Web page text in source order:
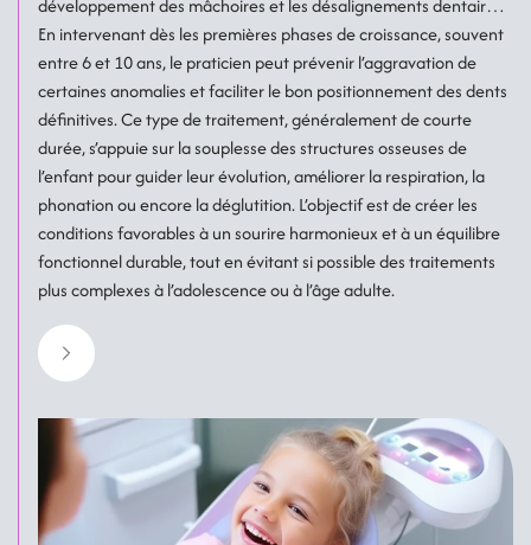
développement des mâchoires et les désalignements dentaires.
En intervenant dès les premières phases de croissance, souvent
entre 6 et 10 ans, le praticien peut prévenir l’aggravation de
certaines anomalies et faciliter le bon positionnement des dents
définitives. Ce type de traitement, généralement de courte
durée, s’appuie sur la souplesse des structures osseuses de
l’enfant pour guider leur évolution, améliorer la respiration, la
phonation ou encore la déglutition. L’objectif est de créer les
conditions favorables à un sourire harmonieux et à un équilibre
fonctionnel durable, tout en évitant si possible des traitements
plus complexes à l’adolescence ou à l’âge adulte.